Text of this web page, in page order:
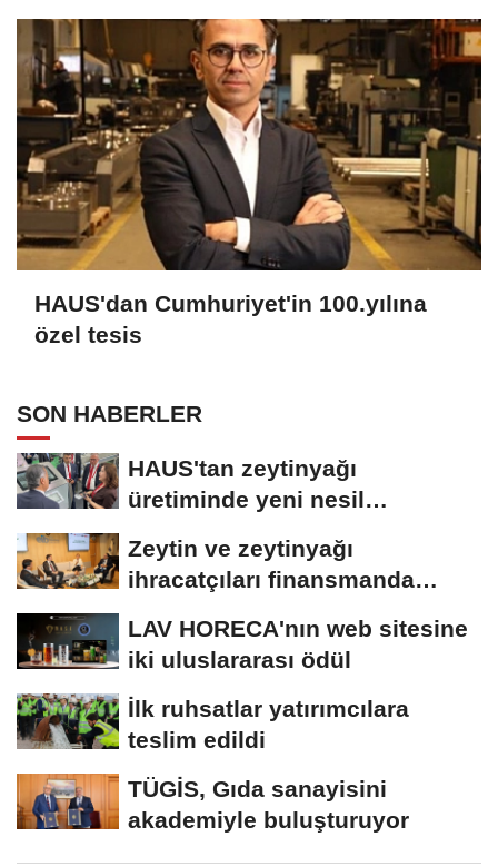
HAUS'dan Cumhuriyet'in 100.yılına
özel tesis
SON HABERLER
HAUS'tan zeytinyağı
üretiminde yeni nesil
Zeytin ve zeytinyağı
ihracatçıları finansmanda
LAV HORECA'nın web sitesine
iki uluslararası ödül
İlk ruhsatlar yatırımcılara
teslim edildi
TÜGİS, Gıda sanayisini
akademiyle buluşturuyor